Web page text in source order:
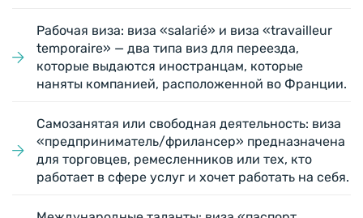
Рабочая виза: виза «salarié» и виза «travailleur
temporaire» — два типа виз для переезда,
которые выдаются иностранцам, которые
наняты компанией, расположенной во Франции.
Самозанятая или свободная деятельность: виза
«предприниматель/фрилансер» предназначена
для торговцев, ремесленников или тех, кто
работает в сфере услуг и хочет работать на себя.